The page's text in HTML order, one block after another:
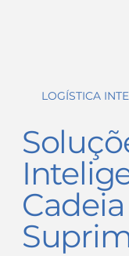
LOGÍSTICA